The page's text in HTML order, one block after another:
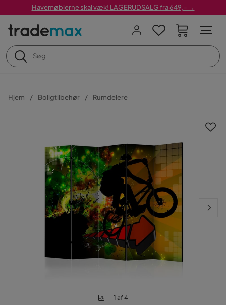
Havemøblerne skal væk! LAGERUDSALG fra 649,- →
Hjem Boligtilbehør Rumdelere
1 af 4